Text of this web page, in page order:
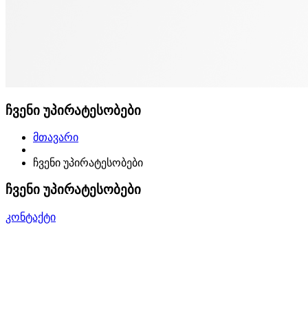
ჩვენი უპირატესობები
მთავარი
ჩვენი უპირატესობები
ჩვენი უპირატესობები
კონტაქტი